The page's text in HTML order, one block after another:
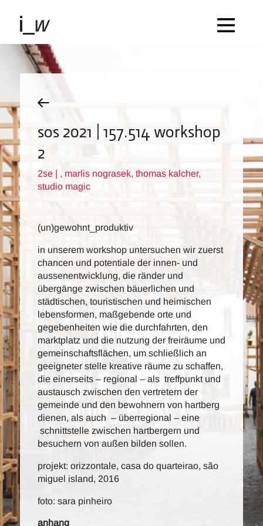
sos 2021 | 157.514 workshop
2
2se | , marlis nograsek, thomas kalcher,
studio magic
(un)gewohnt_produktiv
in unserem workshop untersuchen wir zuerst
chancen und potentiale der innen- und
aussenentwicklung, die ränder und
übergänge zwischen bäuerlichen und
städtischen, touristischen und heimischen
lebensformen, maßgebende orte und
gegebenheiten wie die durchfahrten, den
marktplatz und die nutzung der freiräume und
gemeinschaftsflächen, um schließlich an
geeigneter stelle kreative räume zu schaffen,
die einerseits – regional – als treffpunkt und
austausch zwischen den vertretern der
gemeinde und den bewohnern von hartberg
dienen, als auch – überregional – eine
schnittstelle zwischen hartbergern und
besuchern von außen bilden sollen.
projekt: orizzontale, casa do quarteirao, são
miguel island, 2016
foto: sara pinheiro
anhang